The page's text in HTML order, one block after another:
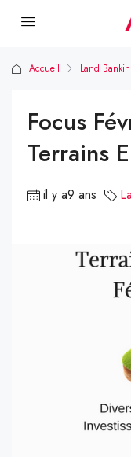
Accueil Land
Focus
Terrains
il y a9 ans